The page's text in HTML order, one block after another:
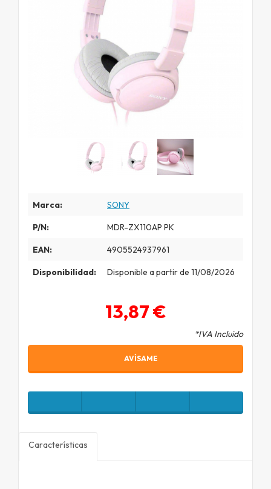
Marca: SONY
P/N: MDR-ZX110AP PK
EAN: 4905524937961
Disponibilidad: Disponible a partir de 11/08/2026
13,87 €
*IVA Incluido
AVÍSAME
Características